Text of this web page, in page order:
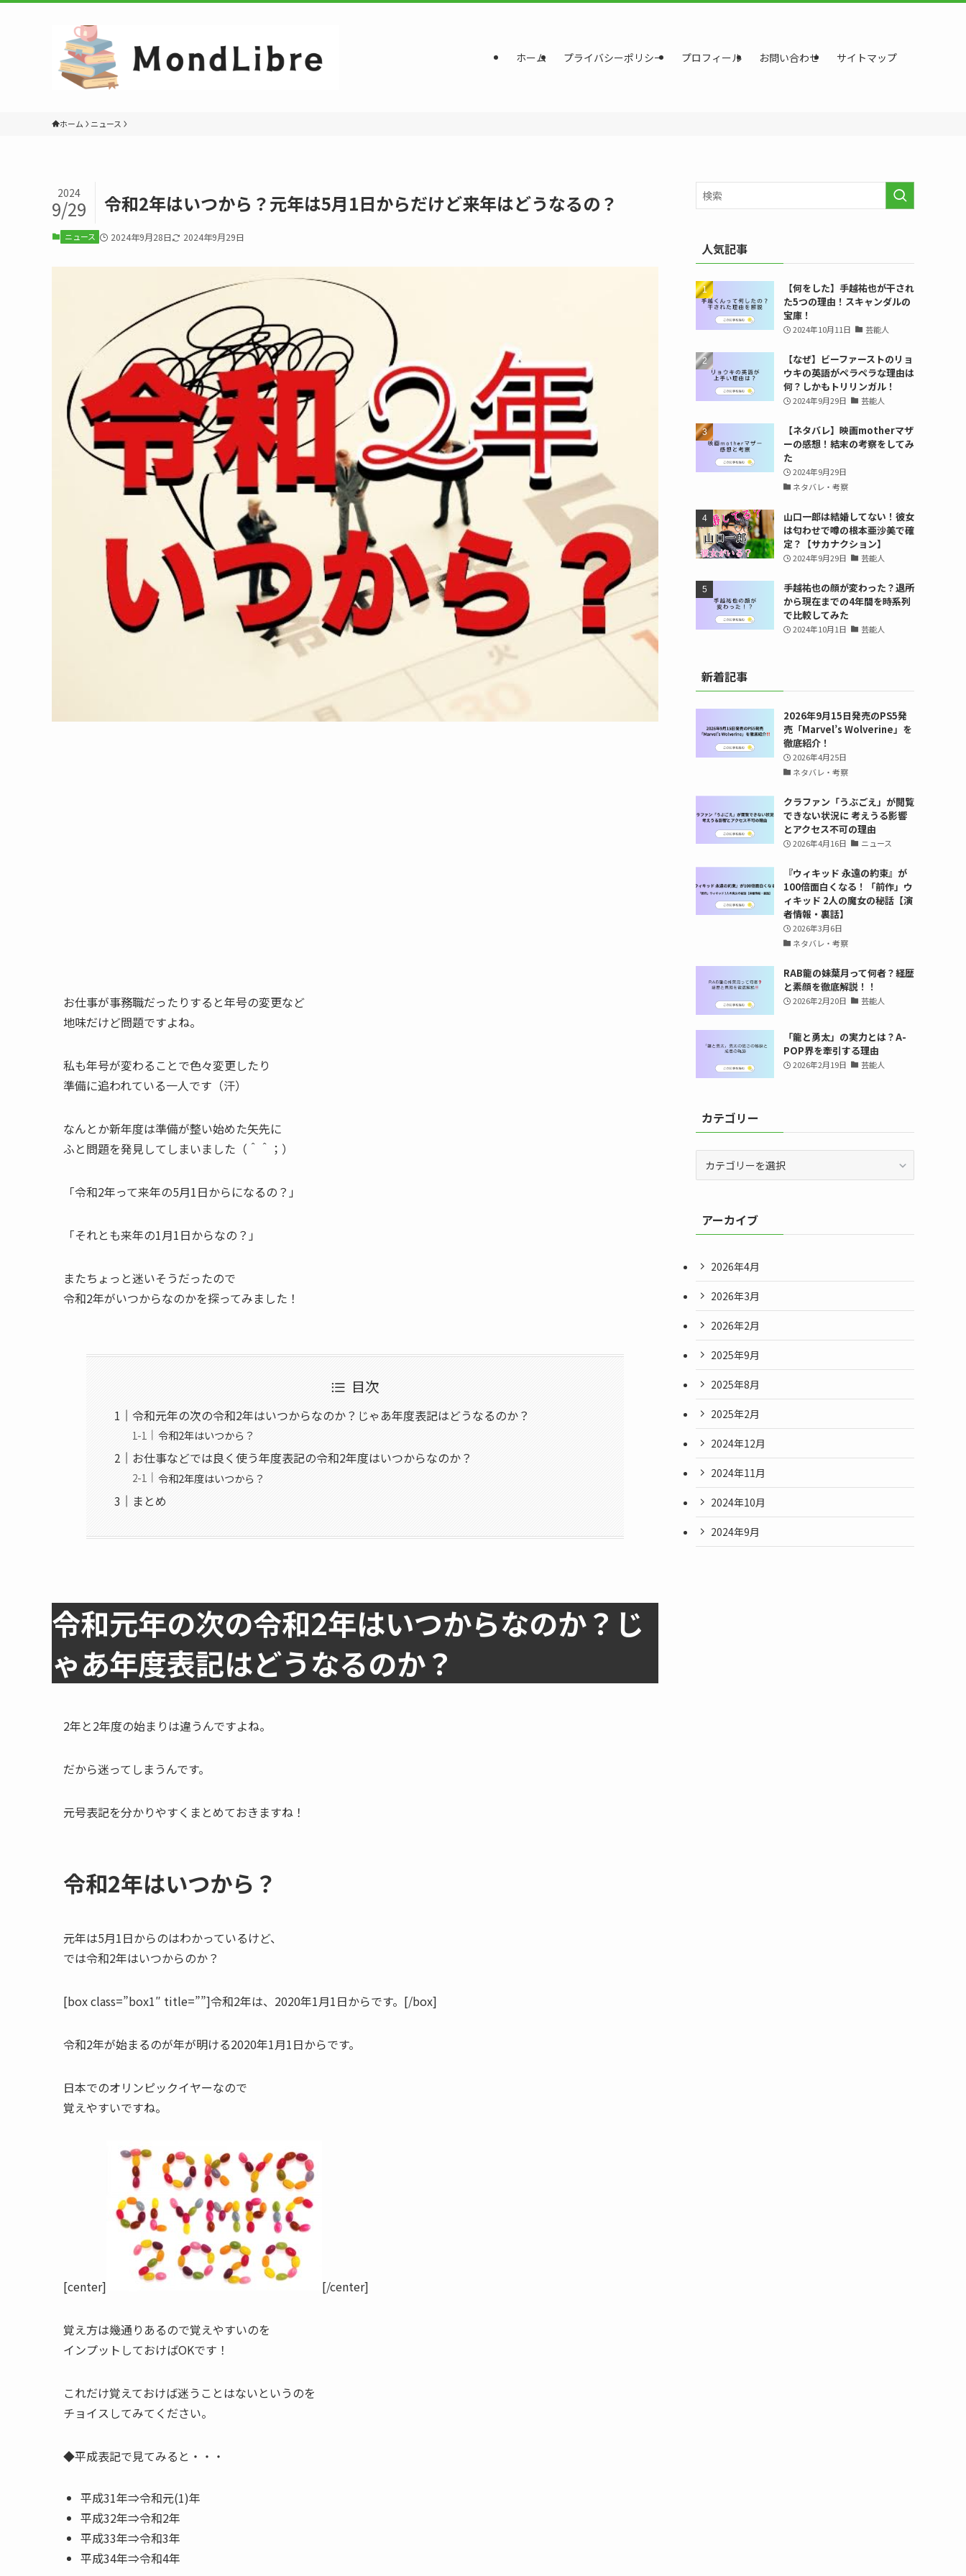
ホーム プライバシーポリシー プロフィール お問い合わせ サイトマップ
ホーム ニュース
令和2年はいつから？元年は5月1日からだけど来年はどうなるの？
2024
9/29
ニュース 2024年9月28日 2024年9月29日
お仕事が事務職だったりすると年号の変更など
地味だけど問題ですよね。
私も年号が変わることで色々変更したり
準備に追われている一人です（汗）
なんとか新年度は準備が整い始めた矢先に
ふと問題を発見してしまいました（＾＾；）
「令和2年って来年の5月1日からになるの？」
「それとも来年の1月1日からなの？」
またちょっと迷いそうだったので
令和2年がいつからなのかを探ってみました！
目次
令和元年の次の令和2年はいつからなのか？じゃあ年度表記はどうなるのか？
令和2年はいつから？
お仕事などでは良く使う年度表記の令和2年度はいつからなのか？
令和2年度はいつから？
まとめ
令和元年の次の令和2年はいつからなのか？じ
ゃあ年度表記はどうなるのか？
2年と2年度の始まりは違うんですよね。
だから迷ってしまうんです。
元号表記を分かりやすくまとめておきますね！
令和2年はいつから？
元年は5月1日からのはわかっているけど、
では令和2年はいつからのか？
[box class=”box1″ title=””]令和2年は、2020年1月1日からです。 [/box]
令和2年が始まるのが年が明ける2020年1月1日からです。
日本でのオリンピックイヤーなので
覚えやすいですね。
[center] [/center]
覚え方は幾通りあるので覚えやすいのを
インプットしておけばOKです！
これだけ覚えておけば迷うことはないというのを
チョイスしてみてください。
◆平成表記で見てみると・・・
平成31年⇒令和元(1)年
平成32年⇒令和2年
平成33年⇒令和3年
平成34年⇒令和4年
人気記事
【何をした】手越祐也が干され
た5つの理由！スキャンダルの
宝庫！
2024年10月11日 芸能人
【なぜ】ビーファーストのリョ
ウキの英語がペラペラな理由は
何？しかもトリリンガル！
2024年9月29日 芸能人
【ネタバレ】映画motherマザ
ーの感想！結末の考察をしてみ
た
2024年9月29日
ネタバレ・考察
山口一郎は結婚してない！彼女
は匂わせで噂の根本亜沙美で確
定？【サカナクション】
2024年9月29日 芸能人
手越祐也の顔が変わった？退所
から現在までの4年間を時系列
で比較してみた
2024年10月1日 芸能人
新着記事
2026年9月15日発売のPS5発
売「Marvel’s Wolverine」を
徹底紹介！
2026年4月25日
ネタバレ・考察
クラファン「うぶごえ」が閲覧
できない状況に 考えうる影響
とアクセス不可の理由
2026年4月16日 ニュース
『ウィキッド 永遠の約束』が
100倍面白くなる！「前作」ウ
ィキッド 2人の魔女の秘話【演
者情報・裏話】
2026年3月6日
ネタバレ・考察
RAB龍の妹葉月って何者？経歴
と素顔を徹底解説！！
2026年2月20日 芸能人
「龍と勇太」の実力とは？A-
POP界を牽引する理由
2026年2月19日 芸能人
カテゴリー
ーアーカイブ
2026年4月
2026年3月
2026年2月
2025年9月
2025年8月
2025年2月
2024年12月
2024年11月
2024年10月
2024年9月